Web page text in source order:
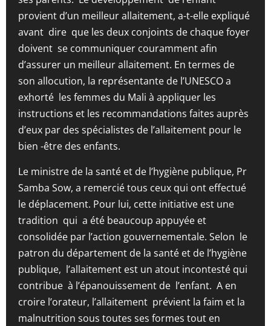
provient d’un meilleur allaitement, a-t-elle expliqué
avant dire que les deux conjoints de chaque foyer
doivent se communiquer couramment afin
d’assurer un meilleur allaitement. En termes de
son allocution, la représentante de l’UNESCO a
exhorté les femmes du Mali à appliquer les
instructions et les recommandations faites auprès
d’eux par des spécialistes de l’allaitement pour le
bien -être des enfants.
Le ministre de la santé et de l’hygiène publique, Pr
Samba Sow, a remercié tous ceux qui ont effectué
le déplacement. Pour lui, cette initiative est une
tradition qui a été beaucoup appuyée et
consolidée par l’action gouvernementale. Selon le
patron du département de la santé et de l’hygiène
publique, l’allaitement est un atout incontesté qui
contribue à l’épanouissement de l’enfant. A en
croire l’orateur, l’allaitement prévient la faim et la
malnutrition sous toutes ses formes tout en